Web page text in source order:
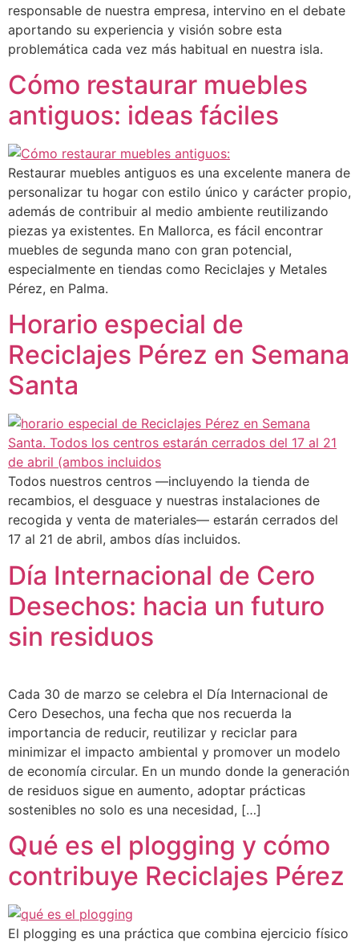
responsable de nuestra empresa, intervino en el debate
aportando su experiencia y visión sobre esta
problemática cada vez más habitual en nuestra isla.
Cómo restaurar muebles
antiguos: ideas fáciles
Restaurar muebles antiguos es una excelente manera de
personalizar tu hogar con estilo único y carácter propio,
además de contribuir al medio ambiente reutilizando
piezas ya existentes. En Mallorca, es fácil encontrar
muebles de segunda mano con gran potencial,
especialmente en tiendas como Reciclajes y Metales
Pérez, en Palma.
Horario especial de
Reciclajes Pérez en Semana
Santa
Todos nuestros centros —incluyendo la tienda de
recambios, el desguace y nuestras instalaciones de
recogida y venta de materiales— estarán cerrados del
17 al 21 de abril, ambos días incluidos.
Día Internacional de Cero
Desechos: hacia un futuro
sin residuos
Cada 30 de marzo se celebra el Día Internacional de
Cero Desechos, una fecha que nos recuerda la
importancia de reducir, reutilizar y reciclar para
minimizar el impacto ambiental y promover un modelo
de economía circular. En un mundo donde la generación
de residuos sigue en aumento, adoptar prácticas
sostenibles no solo es una necesidad, […]
Qué es el plogging y cómo
contribuye Reciclajes Pérez
El plogging es una práctica que combina ejercicio físico